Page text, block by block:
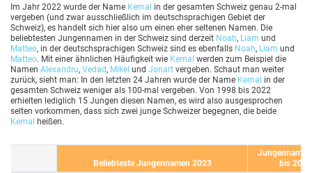
Im Jahr 2022 wurde der Name Kemal in der gesamten Schweiz genau 2-mal
vergeben (und zwar ausschließlich im deutschsprachigen Gebiet der
Schweiz), es handelt sich hier also um einen eher seltenen Namen. Die
beliebtesten Jungennamen in der Schweiz sind derzeit Noah, Liam und
Matteo, in der deutschsprachigen Schweiz sind es ebenfalls Noah, Liam und
Matteo. Mit einer ähnlichen Häufigkeit wie Kemal werden zum Beispiel die
Namen Alexandru, Vedad, Mikel und Jonart vergeben. Schaut man weiter
zurück, sieht man: In den letzten 24 Jahren wurde der Name Kemal in der
gesamten Schweiz weniger als 100-mal vergeben. Von 1998 bis 2022
erhielten lediglich 15 Jungen diesen Namen, es wird also ausgesprochen
selten vorkommen, dass sich zwei junge Schweizer begegnen, die beide
Kemal heißen.
Beliebteste Jungennamen 2023
bis 2023